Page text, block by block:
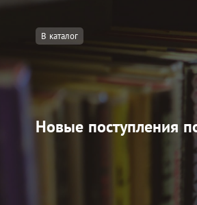
В каталог
Новые поступления